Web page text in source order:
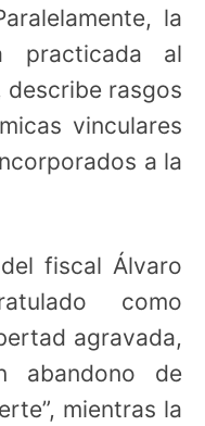
la
practicada al
describe rasgos
vinculares
a la
fiscal Álvaro
como
agravada,
abandono de
mientras la